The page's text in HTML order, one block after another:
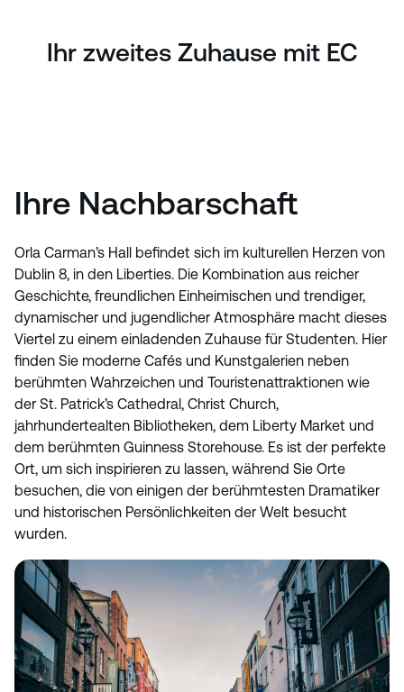
Ihr zweites Zuhause mit EC
Ihre Nachbarschaft
Orla Carman’s Hall befindet sich im kulturellen Herzen von
Dublin 8, in den Liberties. Die Kombination aus reicher
Geschichte, freundlichen Einheimischen und trendiger,
dynamischer und jugendlicher Atmosphäre macht dieses
Viertel zu einem einladenden Zuhause für Studenten. Hier
finden Sie moderne Cafés und Kunstgalerien neben
berühmten Wahrzeichen und Touristenattraktionen wie
der St. Patrick’s Cathedral, Christ Church,
jahrhundertealten Bibliotheken, dem Liberty Market und
dem berühmten Guinness Storehouse. Es ist der perfekte
Ort, um sich inspirieren zu lassen, während Sie Orte
besuchen, die von einigen der berühmtesten Dramatiker
und historischen Persönlichkeiten der Welt besucht
wurden.